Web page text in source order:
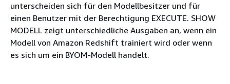
unterscheiden sich für den Modellbesitzer und für
einen Benutzer mit der Berechtigung EXECUTE. SHOW
MODELL zeigt unterschiedliche Ausgaben an, wenn ein
Modell von Amazon Redshift trainiert wird oder wenn
es sich um ein BYOM-Modell handelt.